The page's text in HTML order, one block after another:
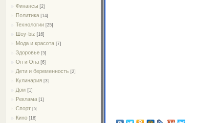
Финансы [2]
Политика [14]
Технологии [25]
Шоу-biz [16]
Мода и красота [7]
Здоровье [5]
Он и Она [6]
Дети и беременность [2]
Кулинария [3]
Дом [1]
Реклама [1]
Спорт [5]
Кино [16]